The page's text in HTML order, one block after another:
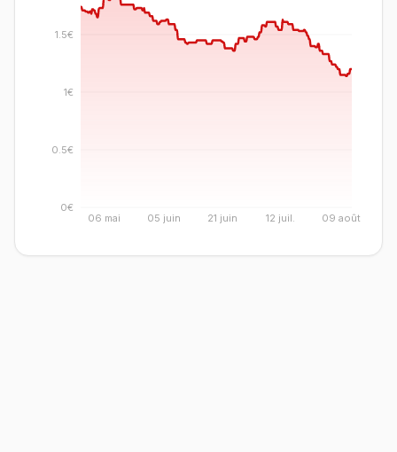
06 mai 05 juin 21 juin 12 juil. 09 août
0€
0.5€
1€
1.5€